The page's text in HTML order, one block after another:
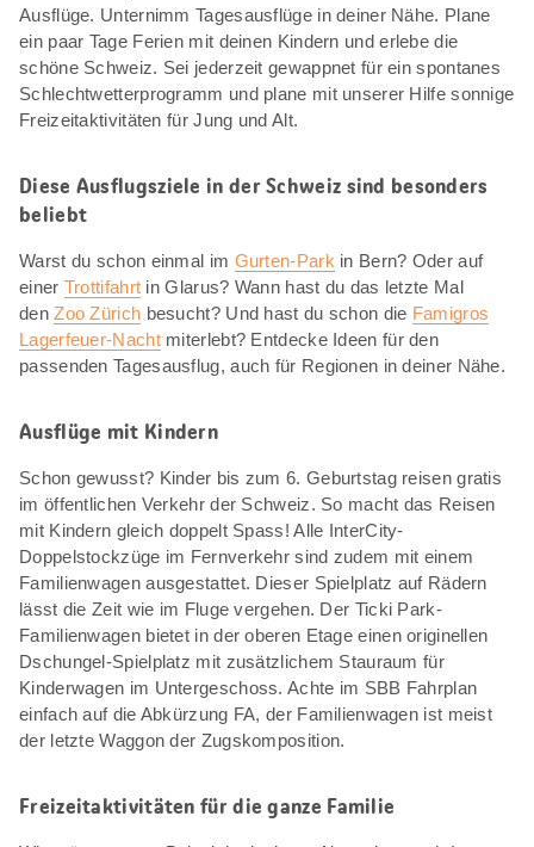
Ausflüge. Unternimm Tagesausflüge in deiner Nähe. Plane
ein paar Tage Ferien mit deinen Kindern und erlebe die
schöne Schweiz. Sei jederzeit gewappnet für ein spontanes
Schlechtwetterprogramm und plane mit unserer Hilfe sonnige
Freizeitaktivitäten für Jung und Alt.
Diese Ausflugsziele in der Schweiz sind besonders
beliebt
Warst du schon einmal im Gurten-Park in Bern? Oder auf
einer Trottifahrt in Glarus? Wann hast du das letzte Mal
denZoo Zürich besucht? Und hast du schon die Famigros
Lagerfeuer-Nachtmiterlebt? Entdecke Ideen für den
passenden Tagesausflug, auch für Regionen in deiner Nähe.
Ausflüge mit Kindern
Schon gewusst? Kinder bis zum 6. Geburtstag reisen gratis
im öffentlichen Verkehr der Schweiz. So macht das Reisen
mit Kindern gleich doppelt Spass! Alle InterCity-
Doppelstockzüge im Fernverkehr sind zudem mit einem
Familienwagen ausgestattet. Dieser Spielplatz auf Rädern
lässt die Zeit wie im Fluge vergehen. Der Ticki Park-
Familienwagen bietet in der oberen Etage einen originellen
Dschungel-Spielplatz mit zusätzlichem Stauraum für
Kinderwagen im Untergeschoss. Achte im SBB Fahrplan
einfach auf die Abkürzung FA, der Familienwagen ist meist
der letzte Waggon der Zugskomposition.
Freizeitaktivitäten für die ganze Familie